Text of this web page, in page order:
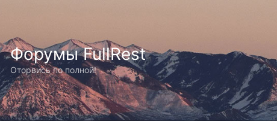
Форумы FullRest
Оторвись по полной!